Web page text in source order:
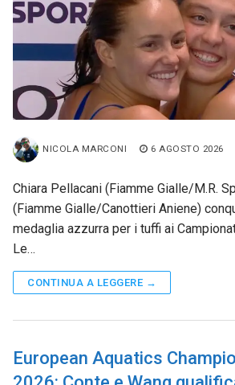
NICOLA MARCONI 6 AGOSTO 2026
Chiara Pellacani (Fiamme Gialle/M.R.
(Fiamme Gialle/Canottieri Aniene)
medaglia azzurra per i tuffi ai
Le…
CONTINUA A LEGGERE →
European Aquatics